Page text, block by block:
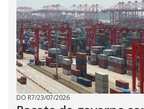
DO R7/23/07/2026